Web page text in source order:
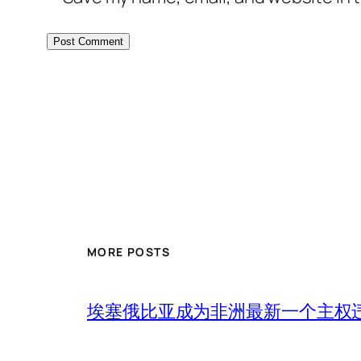
MORE POSTS
埃塞俄比亚成为非洲最新一个主权